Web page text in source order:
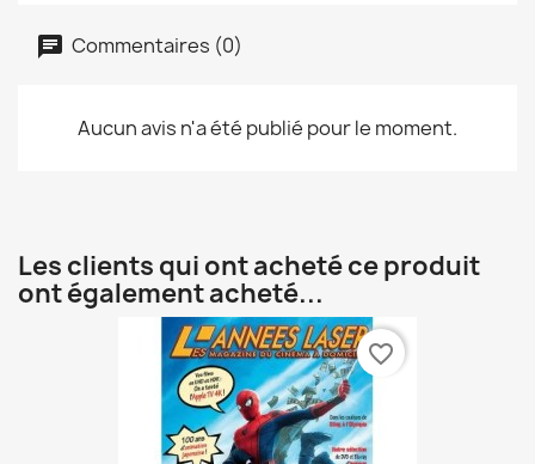
Commentaires (0)
Aucun avis n'a été publié pour le moment.
Les clients qui ont acheté ce produit
ont également acheté...
favorite_border